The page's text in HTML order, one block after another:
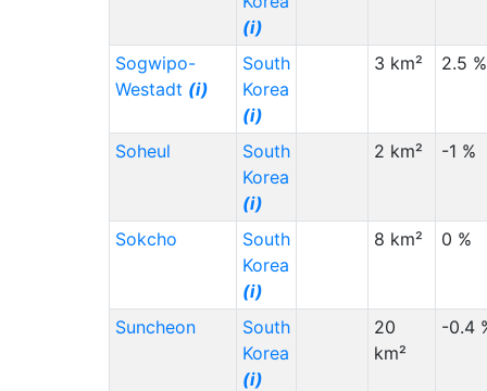
(i)
Sogwipo-
Westadt (i)
South
Korea
(i)
3 km² 2.5 %
Soheul
South
Korea
(i)
2 km² -1 %
Sokcho
South
Korea
(i)
8 km² 0 %
Suncheon
South
Korea
(i)
20
km²
-0.4